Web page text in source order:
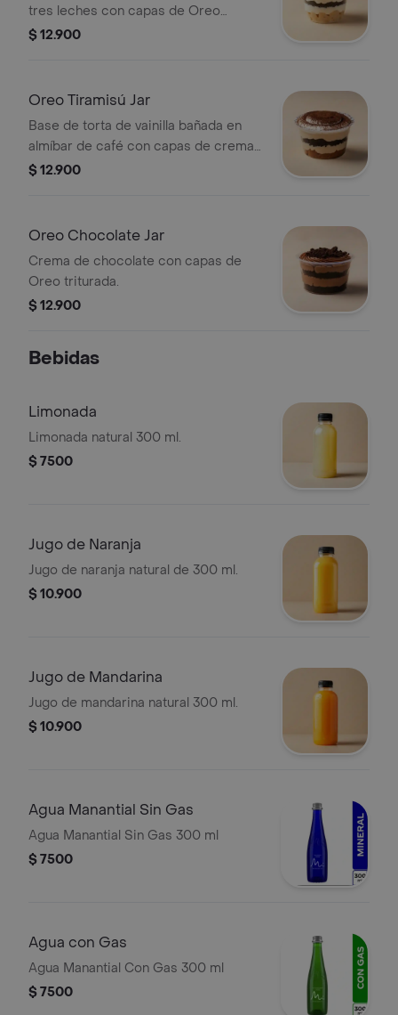
tres leches con capas de Oreo
triturada.
$ 12.900
Oreo Tiramisú Jar
Base de torta de vainilla bañada en
almíbar de café con capas de crema
de tiramisú y Oreo.
$ 12.900
Oreo Chocolate Jar
Crema de chocolate con capas de
Oreo triturada.
$ 12.900
Bebidas
Limonada
Limonada natural 300 ml.
$ 7500
Jugo de Naranja
Jugo de naranja natural de 300 ml.
$ 10.900
Jugo de Mandarina
Jugo de mandarina natural 300 ml.
$ 10.900
Agua Manantial Sin Gas
Agua Manantial Sin Gas 300 ml
$ 7500
Agua con Gas
Agua Manantial Con Gas 300 ml
$ 7500